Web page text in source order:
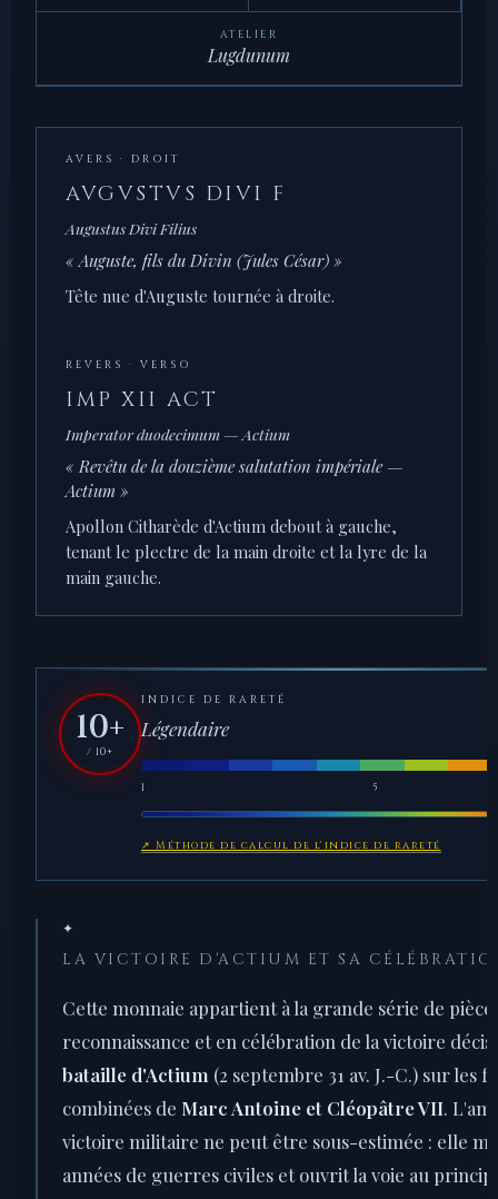
ATELIER
Lugdunum
AVERS · DROIT
AVGVSTVS DIVI F
Augustus Divi Filius
« Auguste, fils du Divin (Jules César) »
Tête nue d'Auguste tournée à droite.
REVERS · VERSO
IMP XII ACT
Imperator duodecimum — Actium
« Revêtu de la douzième salutation impériale —
Actium »
Apollon Citharède d'Actium debout à gauche,
tenant le plectre de la main droite et la lyre de la
main gauche.
10+
/ 10+
INDICE DE RARETÉ
Légendaire
1 5
↗ Méthode de calcul de l'indice de rareté
✦
LA VICTOIRE D'ACTIUM ET SA
Cette monnaie appartient à la grande série de
reconnaissance et en célébration de la victoire
bataille d'Actium (2 septembre 31 av. J.-C.) sur les
combinées de Marc Antoine et Cléopâtre VII.
victoire militaire ne peut être sous-estimée : elle
années de guerres civiles et ouvrit la voie au